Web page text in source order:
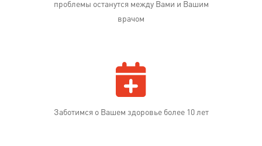
проблемы останутся между Вами и Вашим
врачом
Заботимся о Вашем здоровье более 10 лет